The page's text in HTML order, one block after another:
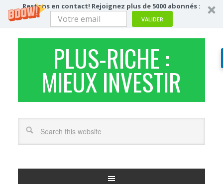
Restons en contact! Rejoignez plus de 5000 abonnés :
VALIDER
PLUS-RICHE :
MIEUX INVESTIR